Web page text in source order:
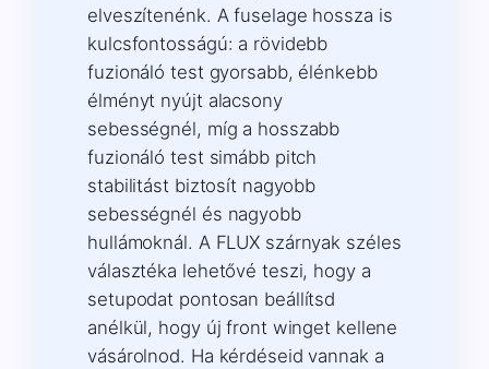
elveszítenénk. A fuselage hossza is
kulcsfontosságú: a rövidebb
fuzionáló test gyorsabb, élénkebb
élményt nyújt alacsony
sebességnél, míg a hosszabb
fuzionáló test simább pitch
stabilitást biztosít nagyobb
sebességnél és nagyobb
hullámoknál. A FLUX szárnyak széles
választéka lehetővé teszi, hogy a
setupodat pontosan beállítsd
anélkül, hogy új front winget kellene
vásárolnod. Ha kérdéseid vannak a